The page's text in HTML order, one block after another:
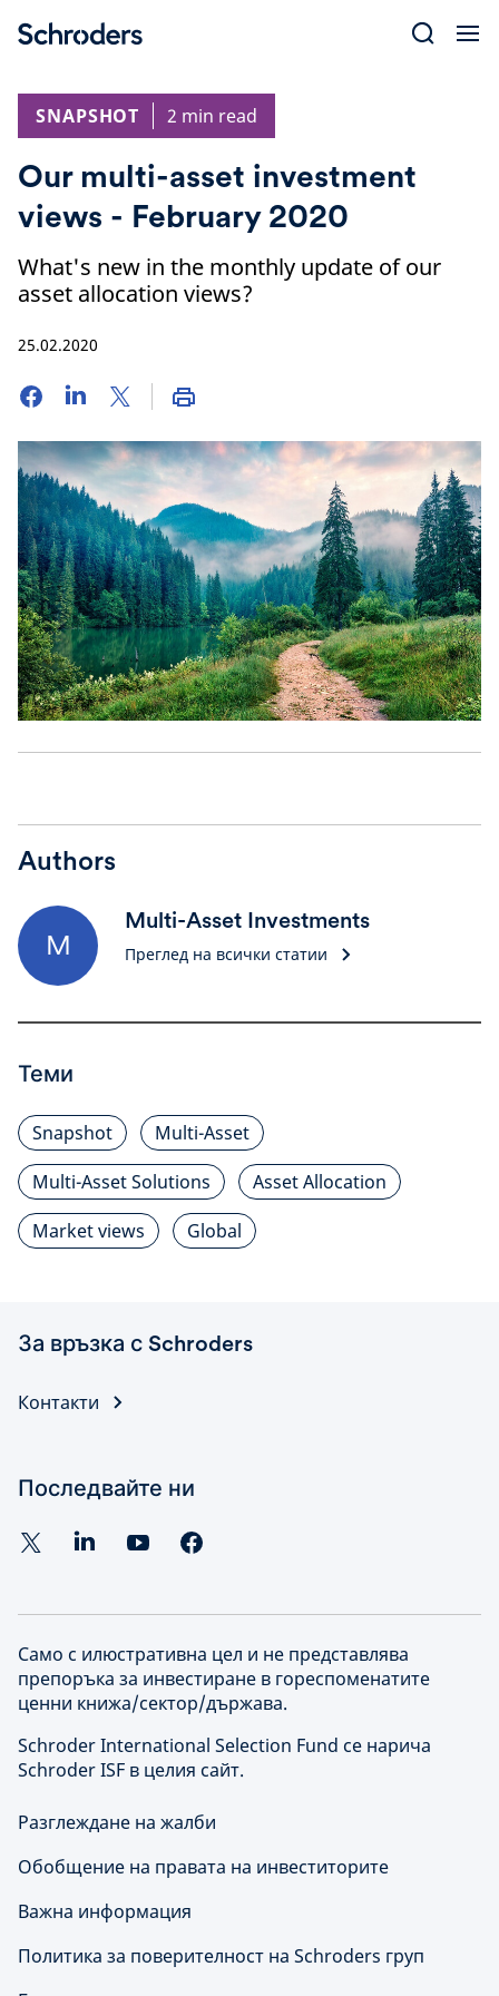
SNAPSHOT
2 min read
Our multi-asset investment
views - February 2020
What's new in the monthly update of our
asset allocation views?
25.02.2020
Authors
M
Multi-Asset Investments
Преглед на всички статии
Теми
Snapshot
Multi-Asset
Multi-Asset Solutions
Asset Allocation
Market views
Global
За връзка с Schroders
Контакти
Последвайте ни
Само с илюстративна цел и не представлява
препоръка за инвестиране в гореспоменатите
ценни книжа/сектор/държава.
Schroder International Selection Fund се нарича
Schroder ISF в целия сайт.
Разглеждане на жалби
Обобщение на правата на инвеститорите
Важна информация
Политика за поверителност на Schroders груп